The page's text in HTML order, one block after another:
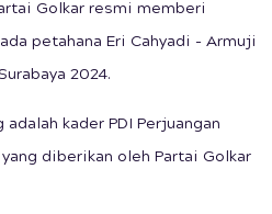
Golkar resmi memberi
petahana Eri Cahyadi - Armuji
2024.
kader PDI Perjuangan
diberikan oleh Partai Golkar